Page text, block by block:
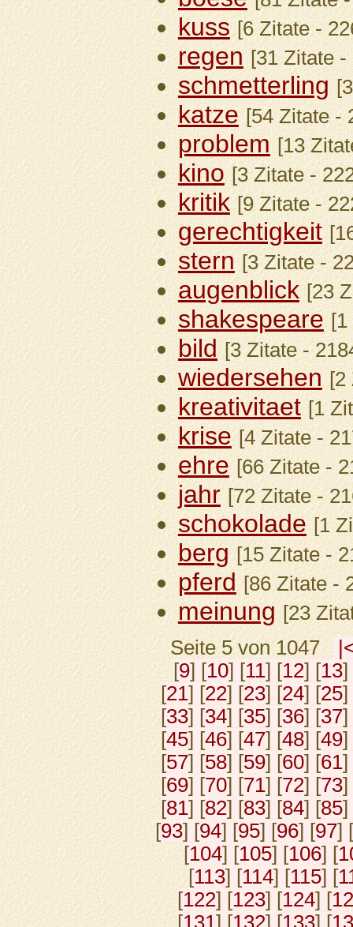
kuss [6 Zitate -
regen [31 Zitate -
schmetterling
katze [54 Zitate -
problem [13
kino [3 Zitate -
kritik [9 Zitate -
gerechtigkeit
stern [3 Zitate -
augenblick [23
shakespeare [1
bild [3 Zitate -
wiedersehen [2
kreativitaet [1
krise [4 Zitate -
ehre [66 Zitate -
jahr [72 Zitate -
schokolade [1
berg [15 Zitate -
pferd [86 Zitate -
meinung [23
Seite 5 von 1047
[9] [10] [11] [12] [13]
[21] [22] [23] [24] [25]
[33] [34] [35] [36] [37]
[45] [46] [47] [48] [49]
[57] [58] [59] [60] [61]
[69] [70] [71] [72] [73]
[81] [82] [83] [84] [85]
[93] [94] [95] [96] [97] [
[104] [105] [106] [
[113] [114] [115] [
[122] [123] [124] [